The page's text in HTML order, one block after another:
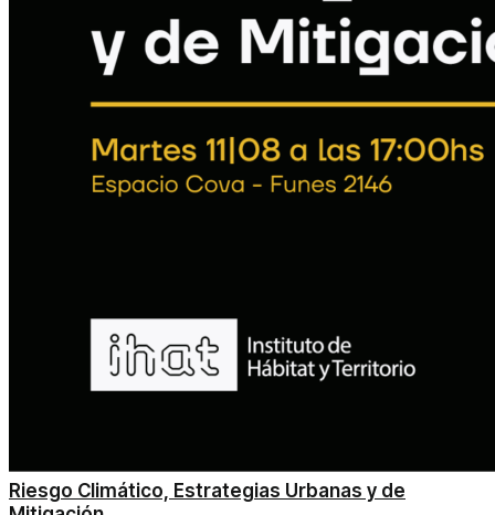
Riesgo Climático, Estrategias Urbanas y de